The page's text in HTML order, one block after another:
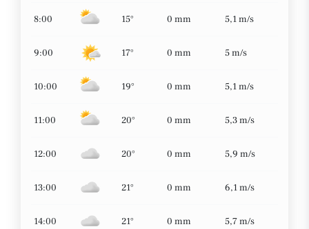
8:00 15° 0 mm 5,1 m/s
9:00 17° 0 mm 5 m/s
10:00 19° 0 mm 5,1 m/s
11:00 20° 0 mm 5,3 m/s
12:00 20° 0 mm 5,9 m/s
13:00 21° 0 mm 6,1 m/s
14:00 21° 0 mm 5,7 m/s